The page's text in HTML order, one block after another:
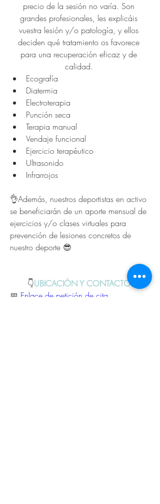
precio de la sesión no varía. Son
grandes profesionales, les explicáis
vuestra lesión y/o patología, y ellos
deciden qué tratamiento os favorece
para una recuperación eficaz y de
calidad.
Ecografía
Diatermia
Electroterapia
Punción seca
Terapia manual
Vendaje funcional
⁠Ejercicio terapéutico
Ultrasonido
⁠Infrarrojos
👌Además, nuestros deportistas en activo
se beneficiarán de un aporte mensual de
ejercicios y/o clases virtuales para
prevención de lesiones concretos de
nuestro deporte 😎
👇UBICACIÓN Y CONTACTO:
📅 Enlace de petición de cita